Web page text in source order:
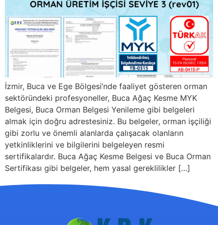
İzmir, Buca ve Ege Bölgesi’nde faaliyet gösteren orman
sektöründeki profesyoneller, Buca Ağaç Kesme MYK
Belgesi, Buca Orman Belgesi Yenileme gibi belgeleri
almak için doğru adrestesiniz. Bu belgeler, orman işçiliği
gibi zorlu ve önemli alanlarda çalışacak olanların
yetkinliklerini ve bilgilerini belgeleyen resmi
sertifikalardır. Buca Ağaç Kesme Belgesi ve Buca Orman
Sertifikası gibi belgeler, hem yasal gereklilikler […]